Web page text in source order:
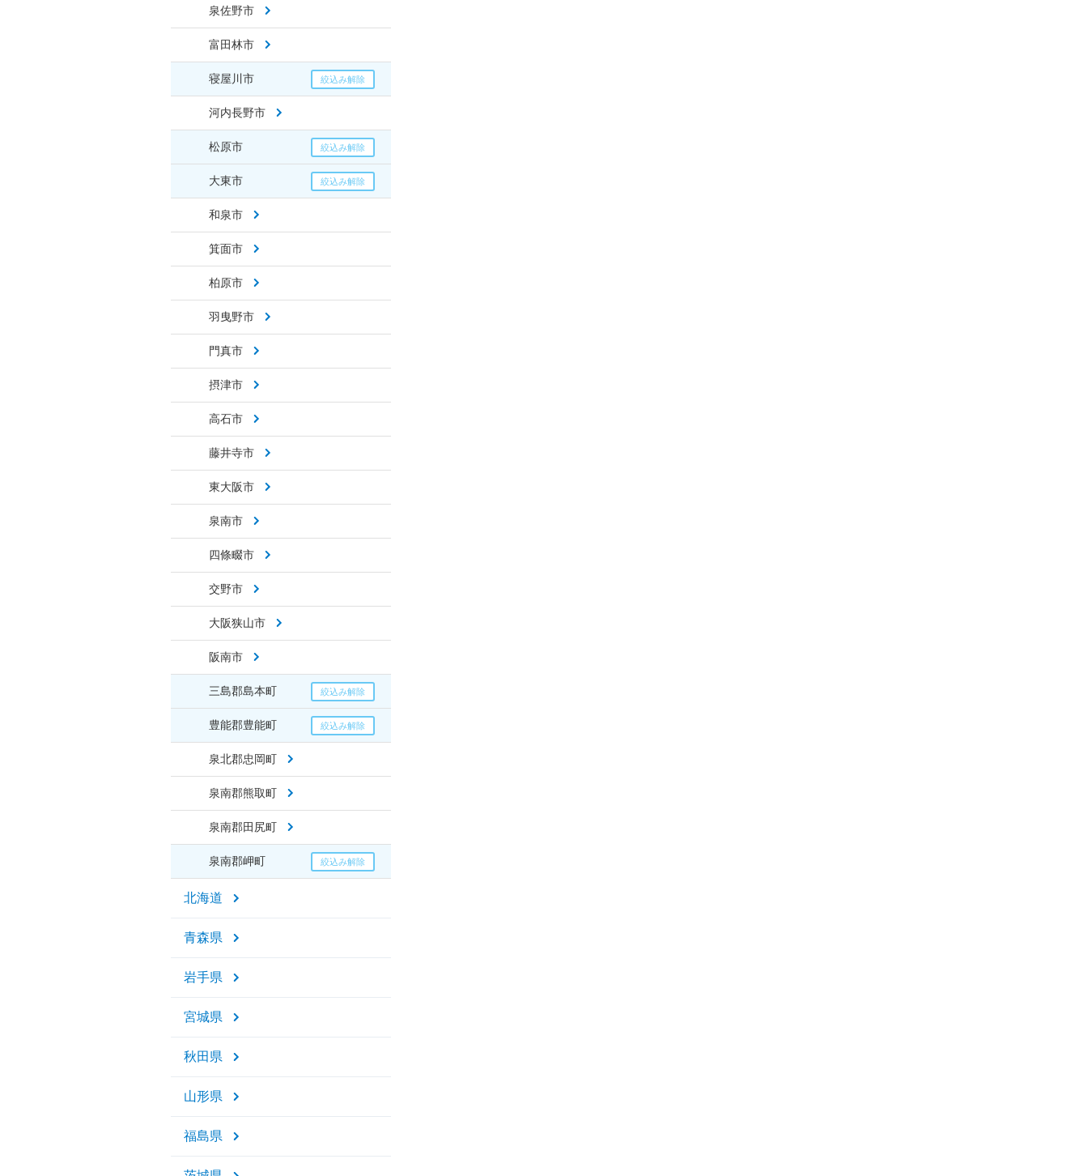
泉佐野市
富田林市
寝屋川市
河内長野市
松原市
大東市
和泉市
箕面市
柏原市
羽曳野市
門真市
摂津市
高石市
藤井寺市
東大阪市
泉南市
四條畷市
交野市
大阪狭山市
阪南市
三島郡島本町
豊能郡豊能町
泉北郡忠岡町
泉南郡熊取町
泉南郡田尻町
泉南郡岬町
北海道
青森県
岩手県
宮城県
秋田県
山形県
福島県